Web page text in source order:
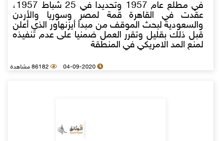
في مطلع عام 1957 وتحديدا في 25 شباط 1957،
عقدت في القاهرة قمة لمصر وسوريا والأردن
والسعودية لبحث الموقف من مبدأ أيزنهاور الذي أعلن
قبل ذلك بقليل وتقرر العمل ضمنيا على عدم تنفيذه
لمنع المد الامريكي في المنطقة
04-09-2020 86182 مشاهدة